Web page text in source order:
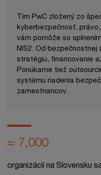
Tím PwC zložený zo
kyberbezpečnosť,
vám pomôže so
NIS2. Od bezpečnostnej
stratégiu, financovanie
Ponúkame tiež
systému riadenia
zamestnancov.
≈ 7,000
organizácií na Slovensku